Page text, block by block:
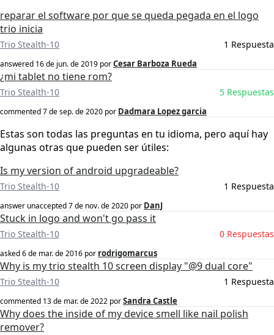
reparar el software por que se queda pegada en el logo
trio inicia
Trio Stealth-10 1 Respuesta
answered 16 de jun. de 2019 porCesar Barboza Rueda
¿mi tablet no tiene rom?
Trio Stealth-10 5 Respuestas
commented7 de sep. de 2020 por Dadmara Lopez garcia
Estas son todas las preguntas en tu idioma, pero aquí hay
algunas otras que pueden ser útiles:
Is my version of android upgradeable?
Trio Stealth-10 1 Respuesta
answer unaccepted7 de nov. de 2020 por DanJ
Stuck in logo and won't go pass it
Trio Stealth-10 0 Respuestas
asked6 de mar. de 2016 por rodrigomarcus
Why is my trio stealth 10 screen display "@9 dual core"
Trio Stealth-10 1 Respuesta
commented 13 de mar. de 2022 porSandra Castle
Why does the inside of my device smell like nail polish
remover?